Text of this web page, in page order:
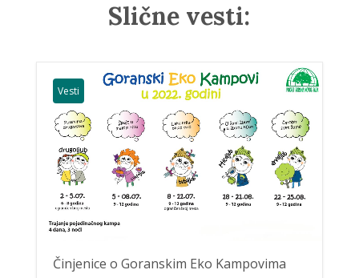
Slične vesti:
Vesti
Činjenice o Goranskim Eko Kampovima